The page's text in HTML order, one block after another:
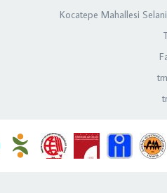
Kocatepe Mahallesi